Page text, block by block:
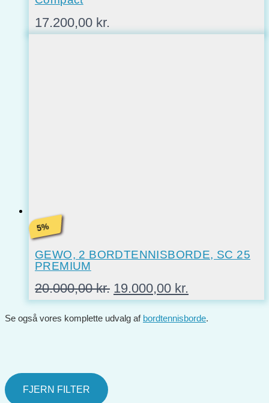
FJERN FILTER
17.200,00 kr.
5%
GEWO, 2 BORDTENNISBORDE, SC 25
PREMIUM
20.000,00kr. Den
oprindelige
pris
19.000,00 kr.
aktuelle
pris
Se også vores komplette udvalg af bordtennisborde.